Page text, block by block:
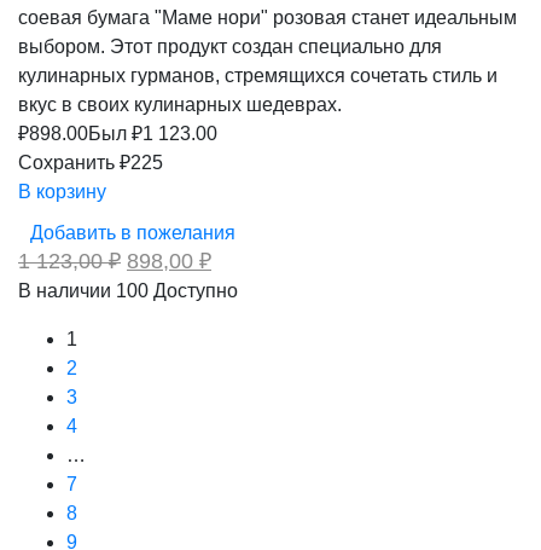
соевая бумага "Маме нори" розовая станет идеальным
выбором. Этот продукт создан специально для
кулинарных гурманов, стремящихся сочетать стиль и
вкус в своих кулинарных шедеврах.
₽898.00Был ₽1 123.00
Сохранить ₽225
В корзину
Добавить в пожелания
1 123,00₽ Первоначальная
цена
составляла
898,00 ₽Текущая
898,00 ₽.
В наличии 100 Доступно
1
2
3
4
…
7
8
9